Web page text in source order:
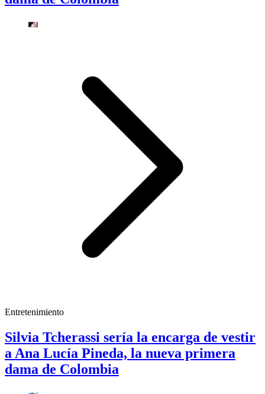
Entretenimiento
Silvia Tcherassi sería la encarga de vestir
a Ana Lucía Pineda, la nueva primera
dama de Colombia